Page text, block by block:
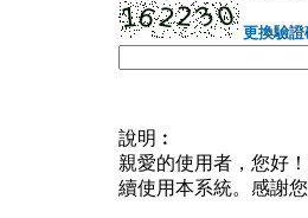
更換驗證
說明︰
親愛的使用者，您好
續使用本系統。感謝您